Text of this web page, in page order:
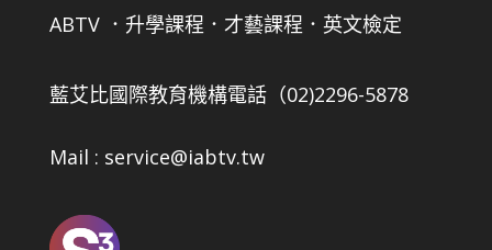
ABTV ．升學課程．才藝課程．英文檢定
藍艾比國際教育機構電話（02)2296-5878
Mail : service@iabtv.tw